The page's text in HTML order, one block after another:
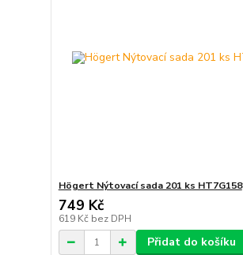
Högert Nýtovací sada 201 ks HT7G158
749 Kč
619 Kč bez DPH
Přidat do košíku